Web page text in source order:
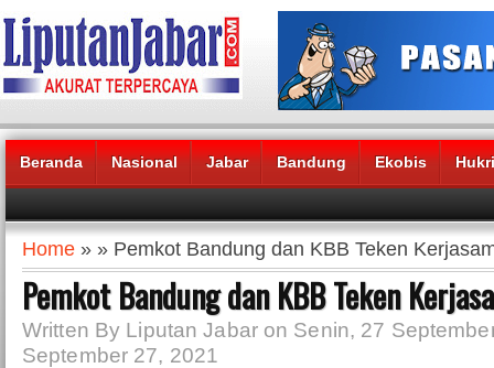
Beranda Nasional Jabar Bandung Ekobis
Headlines News :
Home » » Pemkot Bandung dan KBB Teken
Pemkot Bandung dan KBB Teken
Written By Liputan Jabar on Senin, 27
September 27, 2021